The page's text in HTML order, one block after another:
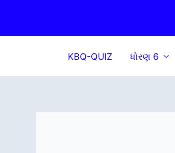
content
KBQ-QUIZ ધોરણ 6